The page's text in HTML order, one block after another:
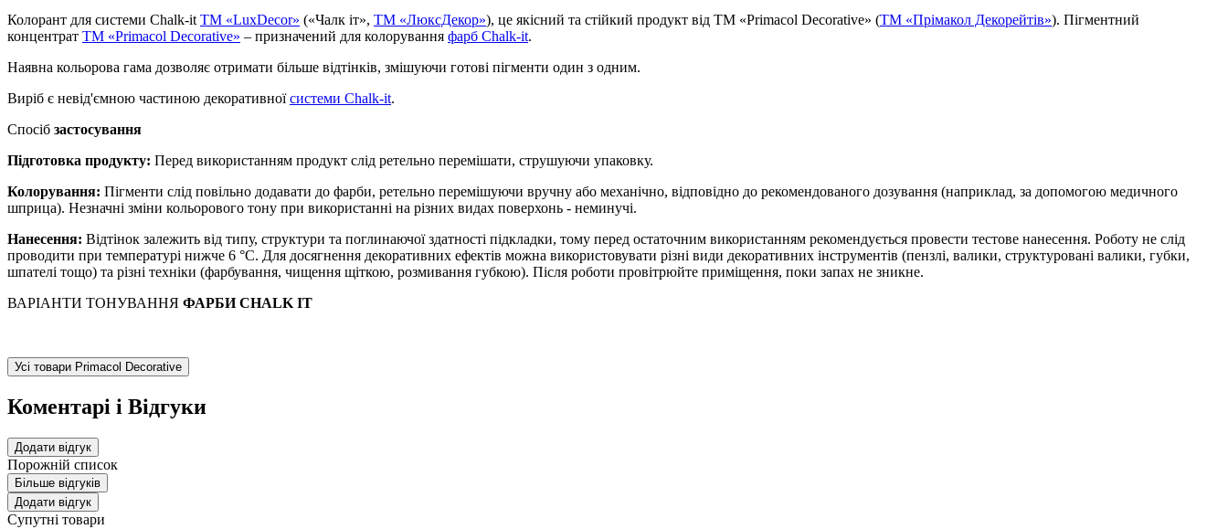
Колорант для системи Chalk-it TM «LuxDecor» («Чалк іт», ТМ «ЛюксДекор»), це якісний та стійкий продукт від ТМ «Primacol Decorative» (ТМ «Прімакол Декорейтів»). Пігментний
концентрат ТМ «Primacol Decorative» – призначений для колорування фарб Chalk-it.
Наявна кольорова гама дозволяє отримати більше відтінків, змішуючи готові пігменти один з одним.
Виріб є невід'ємною частиною декоративноїсистеми Chalk-it.
Спосіб застосування
Підготовка продукту: Перед використанням продукт слід ретельно перемішати, струшуючи упаковку.
Колорування: Пігменти слід повільно додавати до фарби, ретельно перемішуючи вручну або механічно, відповідно до рекомендованого дозування (наприклад, за допомогою медичного
шприца). Незначні зміни кольорового тону при використанні на різних видах поверхонь - неминучі.
Нанесення: Відтінок залежить від типу, структури та поглинаючої здатності підкладки, тому перед остаточним використанням рекомендується провести тестове нанесення. Роботу не слід
проводити при температурі нижче 6 °С. Для досягнення декоративних ефектів можна використовувати різні види декоративних інструментів (пензлі, валики, структуровані валики, губки,
шпателі тощо) та різні техніки (фарбування, чищення щіткою, розмивання губкою). Після роботи провітрюйте приміщення, поки запах не зникне.
ВАРІАНТИ ТОНУВАННЯ ФАРБИ CHALK IT
Усі товари Primacol Decorative
Коментарі і Відгуки
Додати відгук
Порожній список
Більше відгуків
Додати відгук
Супутні товари